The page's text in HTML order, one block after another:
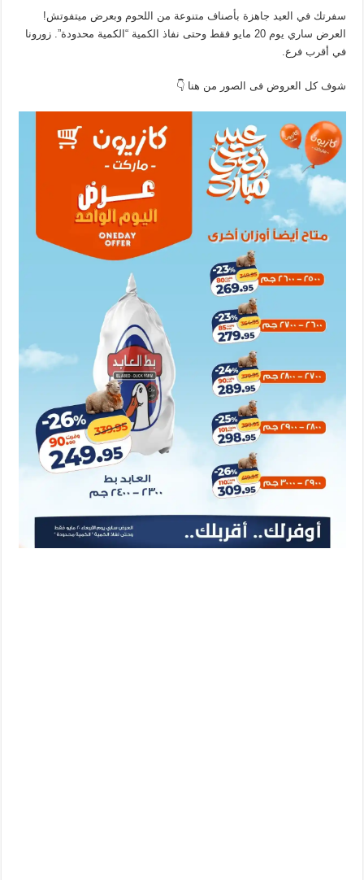
سفرتك في العيد جاهزة بأصناف متنوعة من اللحوم وبعرض ميتفوتش!
العرض ساري يوم 20 مايو فقط وحتى نفاذ الكمية “الكمية محدودة”. زورونا
في أقرب فرع.
شوف كل العروض فى الصور من هنا 👇